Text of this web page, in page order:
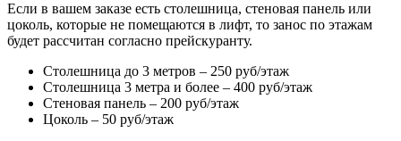
Если в вашем заказе есть столешница, стеновая панель или
цоколь, которые не помещаются в лифт, то занос по этажам
будет рассчитан согласно прейскуранту.
Столешница до 3 метров – 250 руб/этаж
Столешница 3 метра и более – 400 руб/этаж
Стеновая панель – 200 руб/этаж
Цоколь – 50 руб/этаж